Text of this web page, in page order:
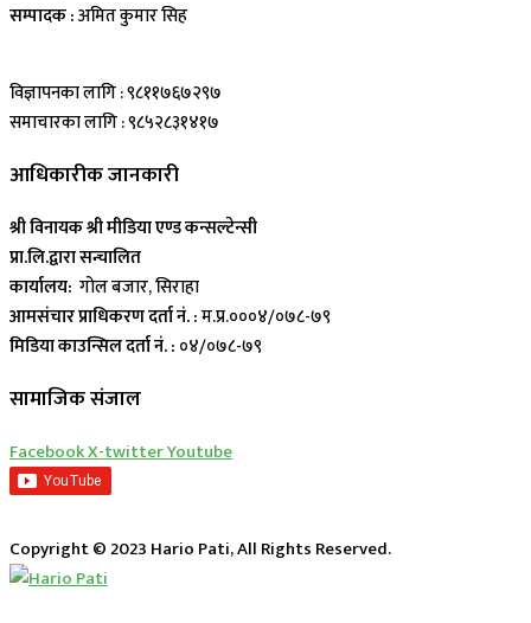
सम्पादक :अमित कुमार सिह
विज्ञापनका लागि : ९८११७६७२९७
समाचारका लागि : ९८५२८३१४१७
आधिकारीक जानकारी
श्री विनायक श्री मीडिया एण्ड कन्सल्टेन्सी
प्रा.लि.द्वारा सन्चालित
कार्यालय: गोल बजार, सिराहा
आमसंचार प्राधिकरण दर्ता नं. :म.प्र.०००४/०७८-७९
मिडिया काउन्सिल दर्ता नं. : ०४/०७८-७९
सामाजिक संजाल
FacebookX-twitterYoutube
Copyright © 2023 Hario Pati, All Rights Reserved.